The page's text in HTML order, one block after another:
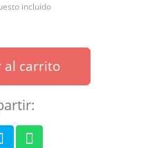
incluido
al carrito